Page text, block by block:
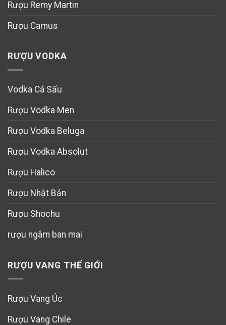
Rượu Remy Martin
Rượu Camus
RƯỢU VODKA
Vodka Cá Sấu
Rượu Vodka Men
Rượu Vodka Beluga
Rượu Vodka Absolut
Rượu Halico
Rượu Nhật Bản
Rượu Shochu
rượu ngâm ban mai
RƯỢU VANG THẾ GIỚI
Rượu Vang Úc
Rượu Vang Chile